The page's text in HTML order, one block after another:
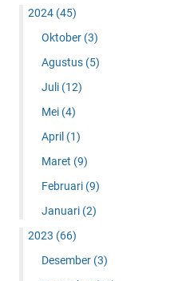
2024 (45)
Oktober (3)
Agustus (5)
Juli (12)
Mei (4)
April (1)
Maret (9)
Februari (9)
Januari (2)
2023 (66)
Desember (3)